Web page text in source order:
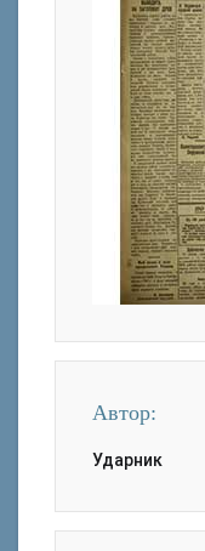
Автор:
Ударник